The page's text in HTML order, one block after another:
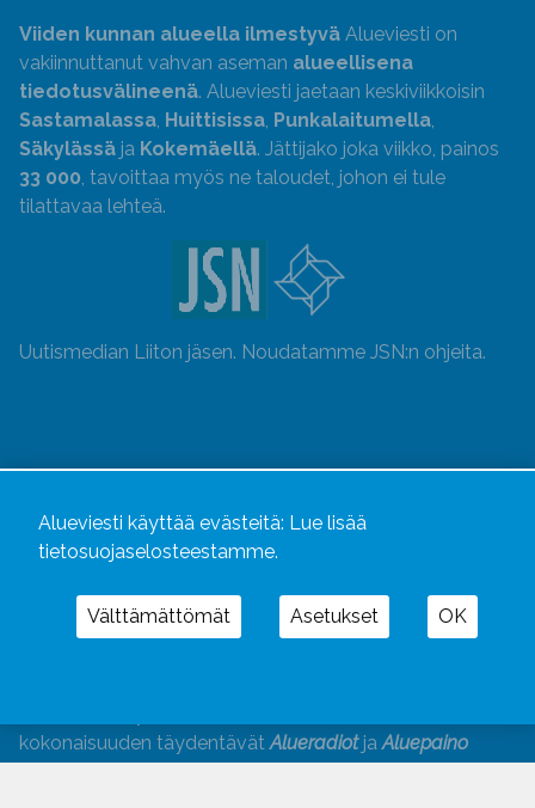
Viiden kunnan alueella ilmestyvä Alueviesti on
vakiinnuttanut vahvan aseman alueellisena
tiedotusvälineenä. Alueviesti jaetaan keskiviikkoisin
Sastamalassa, Huittisissa, Punkalaitumella,
Säkylässä ja Kokemäellä. Jättijako joka viikko, painos
33 000, tavoittaa myös ne taloudet, johon ei tule
tilattavaa lehteä.
Uutismedian Liiton jäsen. Noudatamme JSN:n ohjeita.
kokonaisuuden täydentävätAlueradiotjaAluepaino
Alueviesti käyttää evästeitä: Lue lisää
tietosuojaselosteestamme.
Välttämättömät Asetukset OK